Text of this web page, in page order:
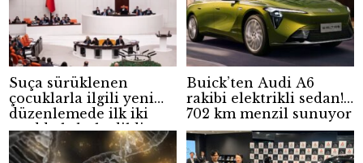
Suça sürüklenen
çocuklarla ilgili yeni
düzenlemede ilk iki
madde kabul edildi
Buick’ten Audi A6
rakibi elektrikli sedan!
702 km menzil sunuyor